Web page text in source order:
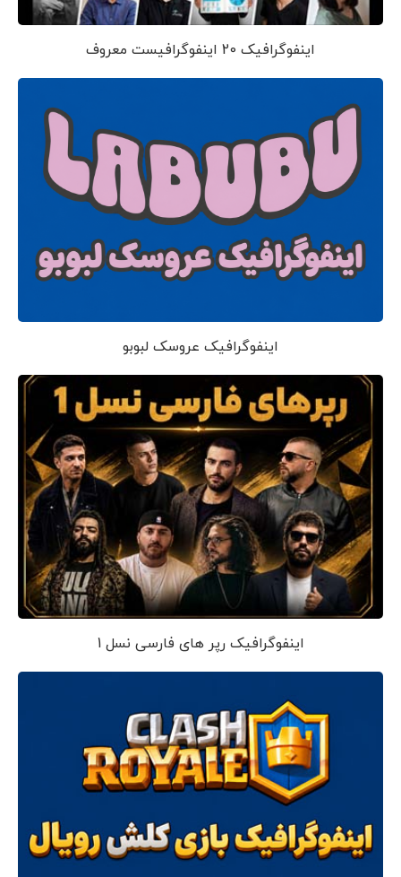
اینفوگرافیک 20 اینفوگرافیست معروف
اینفوگرافیک عروسک لبوبو
اینفوگرافیک رپر های فارسی نسل 1